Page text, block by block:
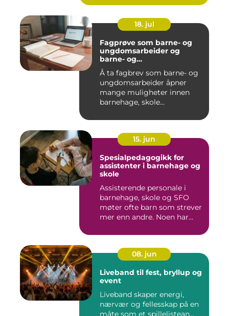
18. jul
Fagprøve som barne- og
ungdomsarbeider og
barne- og
ungdomsarbeiderfaget VG
Å ta fagbrev som barne- og
ungdomsarbeider åpner
mange muligheter innen
barnehage, skole...
15. jun
Spesialpedagogikk for
assistenter i barnehage og
skole
Assisterende personale i
barnehage, skole og SFO
møter ofte barn som strever
mer enn andre. Noen har...
08. jun
Liveband til fest, bryllup og
event
Liveband skaper energi,
nærvær og fellesskap på en
måte som et spillelistean...